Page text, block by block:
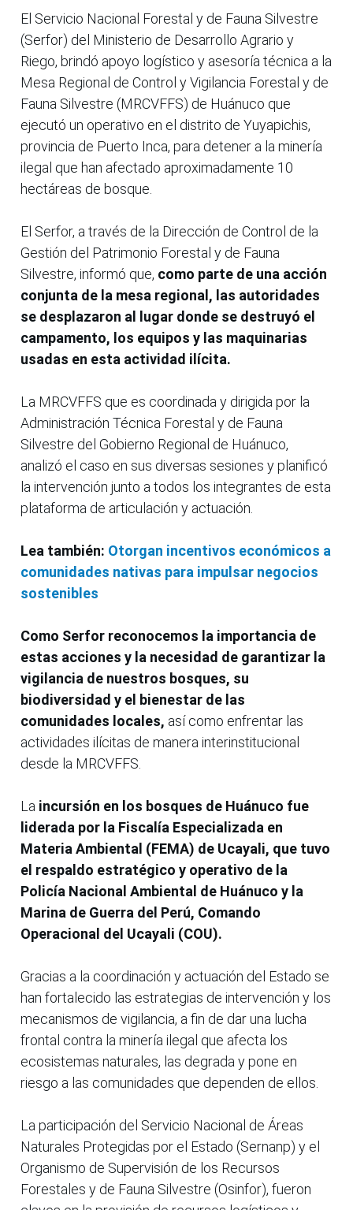
El Servicio Nacional Forestal y de Fauna Silvestre
(Serfor) del Ministerio de Desarrollo Agrario y
Riego, brindó apoyo logístico y asesoría técnica a la
Mesa Regional de Control y Vigilancia Forestal y de
Fauna Silvestre (MRCVFFS) de Huánuco que
ejecutó un operativo en el distrito de Yuyapichis,
provincia de Puerto Inca, para detener a la minería
ilegal que han afectado aproximadamente 10
hectáreas de bosque.
El Serfor, a través de la Dirección de Control de la
Gestión del Patrimonio Forestal y de Fauna
Silvestre, informó que, como parte de una acción
conjunta de la mesa regional, las autoridades
se desplazaron al lugar donde se destruyó el
campamento, los equipos y las maquinarias
usadas en esta actividad ilícita.
La MRCVFFS que es coordinada y dirigida por la
Administración Técnica Forestal y de Fauna
Silvestre del Gobierno Regional de Huánuco,
analizó el caso en sus diversas sesiones y planificó
la intervención junto a todos los integrantes de esta
plataforma de articulación y actuación.
Lea también: Otorgan incentivos económicos a
comunidades nativas para impulsar negocios
sostenibles
Como Serfor reconocemos la importancia de
estas acciones y la necesidad de garantizar la
vigilancia de nuestros bosques, su
biodiversidad y el bienestar de las
comunidades locales, así como enfrentar las
actividades ilícitas de manera interinstitucional
desde la MRCVFFS.
La incursión en los bosques de Huánuco fue
liderada por la Fiscalía Especializada en
Materia Ambiental (FEMA) de Ucayali, que tuvo
el respaldo estratégico y operativo de la
Policía Nacional Ambiental de Huánuco y la
Marina de Guerra del Perú, Comando
Operacional del Ucayali (COU).
Gracias a la coordinación y actuación del Estado se
han fortalecido las estrategias de intervención y los
mecanismos de vigilancia, a fin de dar una lucha
frontal contra la minería ilegal que afecta los
ecosistemas naturales, las degrada y pone en
riesgo a las comunidades que dependen de ellos.
La participación del Servicio Nacional de Áreas
Naturales Protegidas por el Estado (Sernanp) y el
Organismo de Supervisión de los Recursos
Forestales y de Fauna Silvestre (Osinfor), fueron